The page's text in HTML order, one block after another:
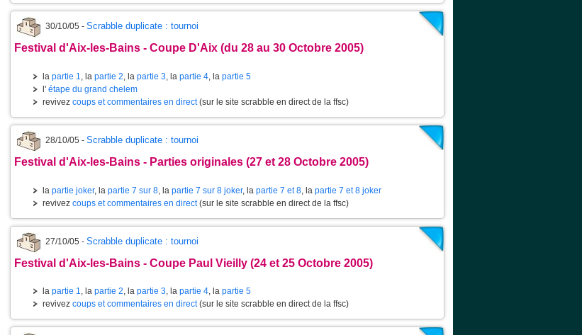
30/10/05 - Scrabble duplicate : tournoi
Festival d'Aix-les-Bains - Coupe D'Aix (du 28 au 30 Octobre 2005)
la partie 1 , la partie 2 , la partie 3 , la partie 4 , la partie 5
l' étape du grand chelem
revivez coups et commentaires en direct(sur le site scrabble en direct de la ffsc)
28/10/05 - Scrabble duplicate : tournoi
Festival d'Aix-les-Bains - Parties originales (27 et 28 Octobre 2005)
la partie joker, la partie 7 sur 8 , la partie 7 sur 8 joker, la partie 7 et 8 , la partie 7 et 8 joker
revivez coups et commentaires en direct(sur le site scrabble en direct de la ffsc)
27/10/05 - Scrabble duplicate : tournoi
Festival d'Aix-les-Bains - Coupe Paul Vieilly (24 et 25 Octobre 2005)
la partie 1, la partie 2, la partie 3, la partie 4, la partie 5
revivez coups et commentaires en direct(sur le site scrabble en direct de la ffsc)